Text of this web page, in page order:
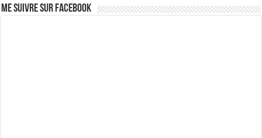
Me suivre sur Facebook